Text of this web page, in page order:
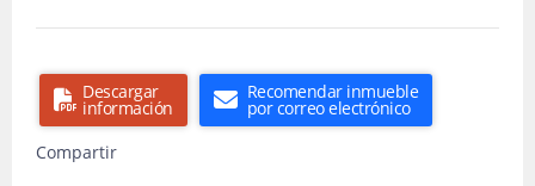
Descargar
información
Recomendar inmueble
por correo electrónico
Compartir